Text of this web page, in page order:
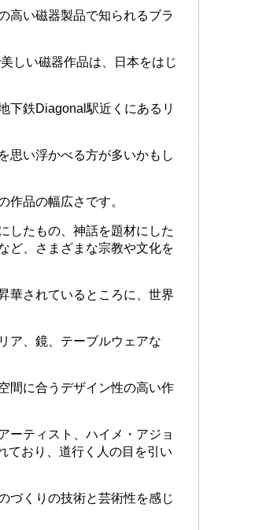
高い磁器製品で知られるブラ
しい磁器作品は、日本をはじ
下鉄Diagonal駅近くにあるリ
思い浮かべる方が多いかもし
作品の幅広さです。
したもの、神話を題材にした
ど、さまざまな宗教や文化を
華されているところに、世界
ア、鏡、テーブルウェアな
間に合うデザイン性の高い作
ーティスト、ハイメ・アジョ
ており、道行く人の目を引い
づくりの技術と芸術性を感じ